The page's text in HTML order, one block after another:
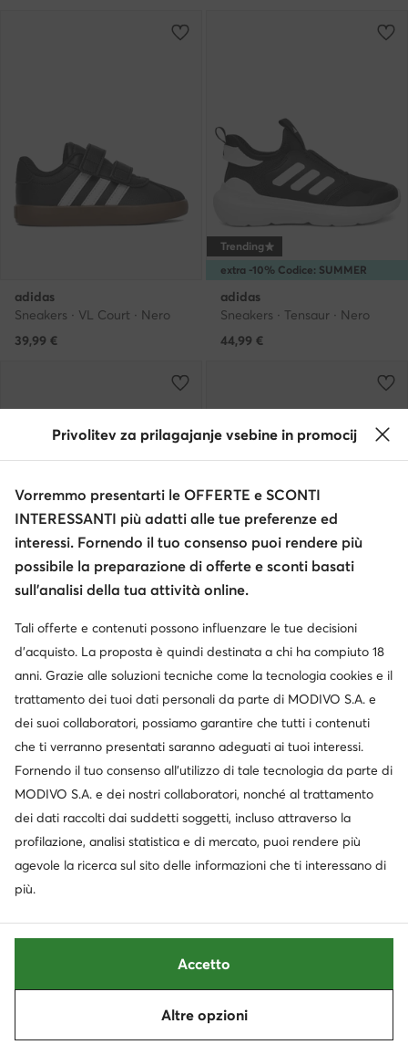
adidas
Sneakers · VL Court · Nero
39,99 €
extra -10% Codice: SUMMER
Trending
adidas
Sneakers · Tensaur · Nero
44,99 €
Trending
adidas
49,99
adidas
39,99
€
49,99€
extra -10% Codice: SUMMER
Sneakers · Tensaur · Grigio
Prezzo attuale
35,99€
Privolitev za prilagajanje vsebine in promocij
Vorremmo presentarti le OFFERTE e SCONTI
INTERESSANTI più adatti alle tue preferenze ed
interessi. Fornendo il tuo consenso puoi rendere più
possibile la preparazione di offerte e sconti basati
sull’analisi della tua attività online.
Tali offerte e contenuti possono influenzare le tue decisioni
d’acquisto. La proposta è quindi destinata a chi ha compiuto 18
anni. Grazie alle soluzioni tecniche come la tecnologia cookies e il
trattamento dei tuoi dati personali da parte di MODIVO S.A. e
dei suoi collaboratori, possiamo garantire che tutti i contenuti
che ti verranno presentati saranno adeguati ai tuoi interessi.
Fornendo il tuo consenso all’utilizzo di tale tecnologia da parte di
MODIVO S.A. e dei nostri collaboratori, nonché al trattamento
dei dati raccolti dai suddetti soggetti, incluso attraverso la
profilazione, analisi statistica e di mercato, puoi rendere più
agevole la ricerca sul sito delle informazioni che ti interessano di
più.
Altre opzioni
Accetto